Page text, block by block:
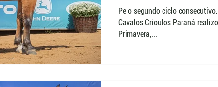
Pelo segundo ciclo
Cavalos Crioulos Paraná
Primavera,...